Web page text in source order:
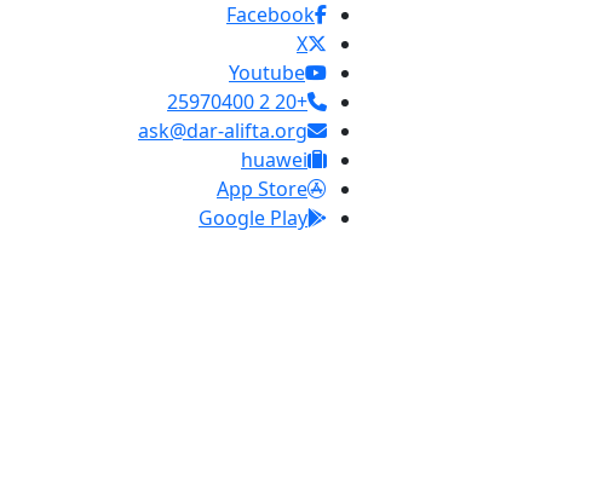
Facebook
X
Youtube
+20 2 25970400
ask@dar-alifta.org
huawei
App Store
Google Play